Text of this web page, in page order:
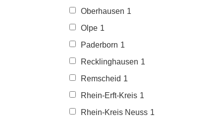
Oberhausen 1
Olpe 1
Paderborn 1
Recklinghausen 1
Remscheid 1
Rhein-Erft-Kreis 1
Rhein-Kreis Neuss 1